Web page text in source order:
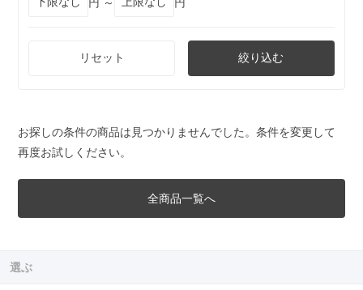
リセット 絞り込む
お探しの条件の商品は見つかりませんでした。条件を変更して
再度お試しください。
全商品一覧へ
選ぶ